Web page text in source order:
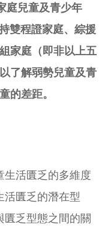
庭兒童及青少年
雙程證家庭、綜援
家庭（即非以上五
了解弱勢兒童及青
的差距。
生活匱乏的多維度
活匱乏的潛在型
匱乏型態之間的關